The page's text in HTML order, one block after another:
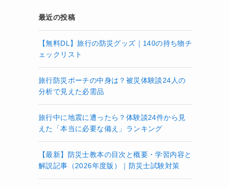
最近の投稿
【無料DL】旅行の防災グッズ｜140の持ち物チ
ェックリスト
旅行防災ポーチの中身は？被災体験談24人の
分析で見えた必需品
旅行中に地震に遭ったら？体験談24件から見
えた「本当に必要な備え」ランキング
【最新】防災士教本の目次と概要・学習内容と
解説記事（2026年度版）｜防災士試験対策